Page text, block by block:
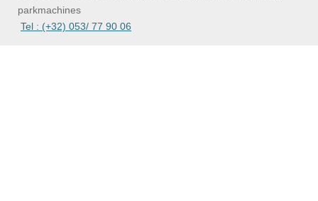
parkmachines
Tel : (+32) 053/ 77 90 06